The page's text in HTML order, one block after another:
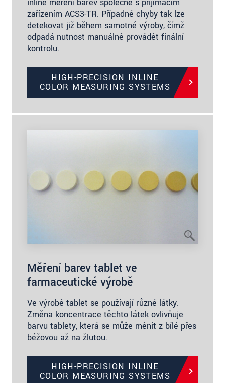
zařízením ACS3-TR. Případné chyby tak lze
detekovat již během samotné výroby, čímž
odpadá nutnost manuálně provádět finální
kontrolu.
HIGH-PRECISION INLINE
COLOR MEASURING SYSTEMS
Měření barev tablet ve
farmaceutické výrobě
Ve výrobě tablet se používají různé látky.
Změna koncentrace těchto látek ovlivňuje
barvu tablety, která se může měnit z bílé přes
béžovou až na žlutou.
HIGH-PRECISION INLINE
COLOR MEASURING SYSTEMS